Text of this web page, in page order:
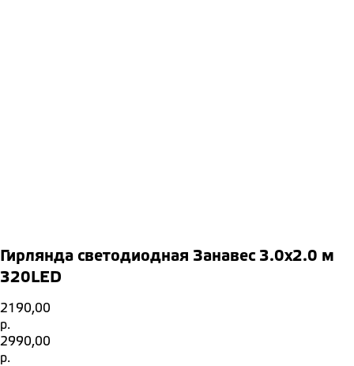
Гирлянда светодиодная Занавес 3.0х2.0 м
320LED
2190,00
р.
2990,00
р.